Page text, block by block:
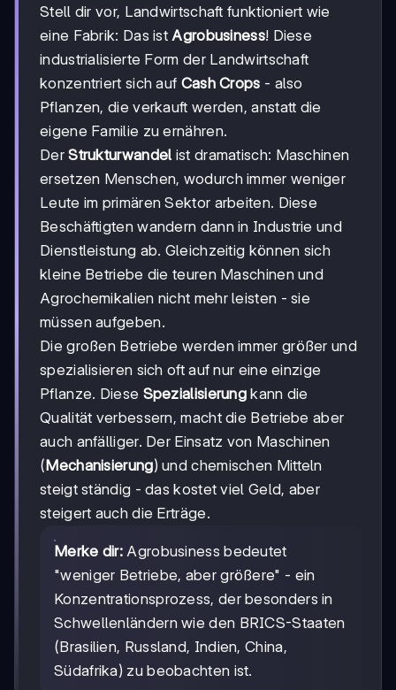
Stell dir vor, Landwirtschaft funktioniert wie
eine Fabrik: Das ist Agrobusiness! Diese
industrialisierte Form der Landwirtschaft
konzentriert sich auf Cash Crops - also
Pflanzen, die verkauft werden, anstatt die
eigene Familie zu ernähren.
DerStrukturwandel ist dramatisch: Maschinen
ersetzen Menschen, wodurch immer weniger
Leute im primären Sektor arbeiten. Diese
Beschäftigten wandern dann in Industrie und
Dienstleistung ab. Gleichzeitig können sich
kleine Betriebe die teuren Maschinen und
Agrochemikalien nicht mehr leisten - sie
müssen aufgeben.
Die großen Betriebe werden immer größer und
spezialisieren sich oft auf nur eine einzige
Pflanze. Diese Spezialisierung kann die
Qualität verbessern, macht die Betriebe aber
auch anfälliger. Der Einsatz von Maschinen
(Mechanisierung) und chemischen Mitteln
steigt ständig - das kostet viel Geld, aber
steigert auch die Erträge.
Merke dir: Agrobusiness bedeutet
"weniger Betriebe, aber größere" - ein
Konzentrationsprozess, der besonders in
Schwellenländern wie den BRICS-Staaten
(Brasilien, Russland, Indien, China,
Südafrika) zu beobachten ist.